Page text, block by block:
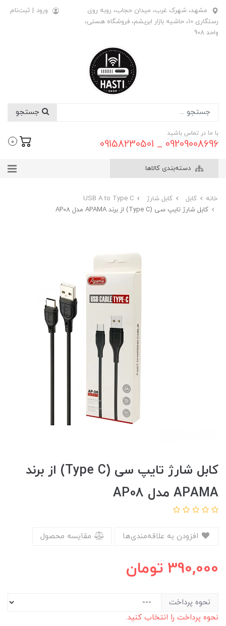
مشهد، شهرک غرب، میدان حجاب، روبه روی
رستگاری 10، حاشیه بازار ابریشم، فروشگاه هستی،
واحد 908
ورود | ثبت‌نام
با ما در تماس باشید
09209008696 _ 09158230501
0
دسته‌بندی کالاها
خانه کابل کابل شارژ
USB A to Type C
کابل شارژ تایپ سی (Type C) از برند APAMA مدل AP08
کابل شارژ تایپ سی (Type C) از برند
APAMA مدل AP08
مقایسه محصول
390,000 تومان
نحوه پرداخت
نحوه پرداخت را انتخاب کنید.